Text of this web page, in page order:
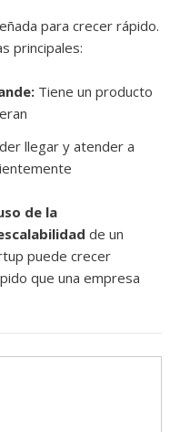
para crecer rápido.
principales:
Tiene un producto
llegar y atender a
de la
de un
puede crecer
que una empresa